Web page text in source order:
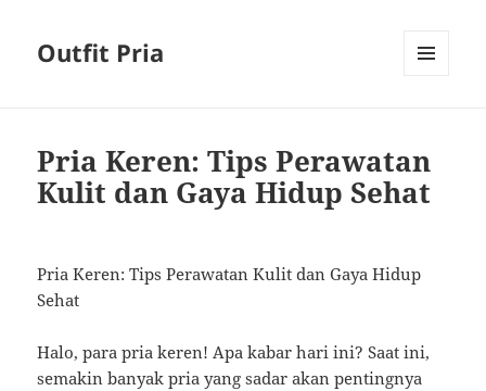
Outfit Pria
Pria Keren: Tips Perawatan
Kulit dan Gaya Hidup Sehat
Pria Keren: Tips Perawatan Kulit dan Gaya Hidup
Sehat
Halo, para pria keren! Apa kabar hari ini? Saat ini,
semakin banyak pria yang sadar akan pentingnya